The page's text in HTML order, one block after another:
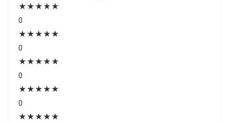
★★★★★
0
★★★★★
0
★★★★★
0
★★★★★
0
★★★★★